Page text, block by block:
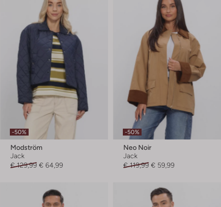
-50%
Modström
Jack
€ 129,99 € 64,99
-50%
Neo Noir
Jack
€ 119,99 € 59,99